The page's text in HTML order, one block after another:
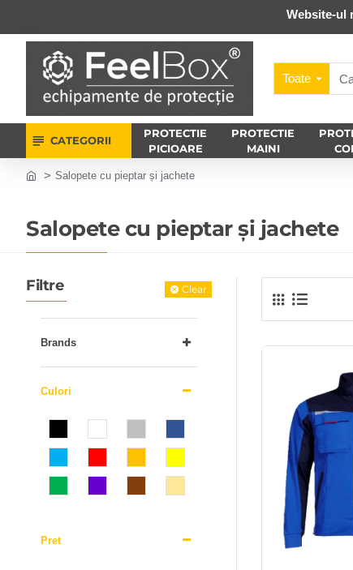
Website-ul
Toate
CATEGORII
PROTECTIE
PICIOARE
PROTECTIE
MAINI
Salopete cu pieptar și jachete
Salopete cu pieptar și jachete
Filtre Clear
Pret
Brands
Culori